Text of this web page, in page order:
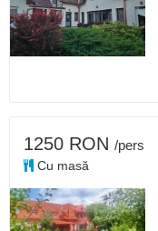
1250 RON /pers
Cu masă